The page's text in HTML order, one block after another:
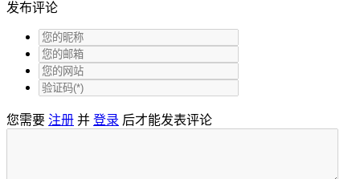
发布评论
您需要 注册 并 登录 后才能发表评论